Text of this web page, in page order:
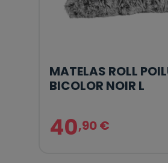
MATELAS ROLL
BICOLOR NOIR L
40,90 €